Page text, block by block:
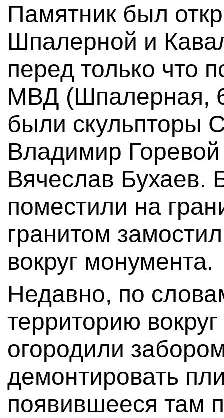
Памятник был
Шпалерной и
перед только что
МВД (Шпалерная,
были скульпторы
Владимир Горевой
Вячеслав Бухаев.
поместили на
гранитом
вокруг монумента.
Недавно, по
территорию
огородили
демонтировать
появившееся там